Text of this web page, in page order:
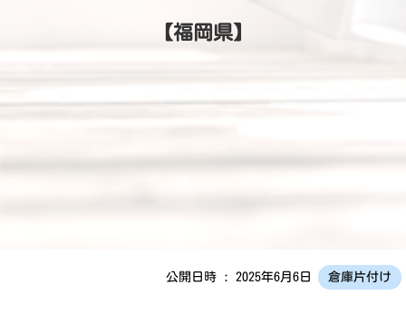
【福岡県】
公開日時 : 2025年6月6日 倉庫片付け